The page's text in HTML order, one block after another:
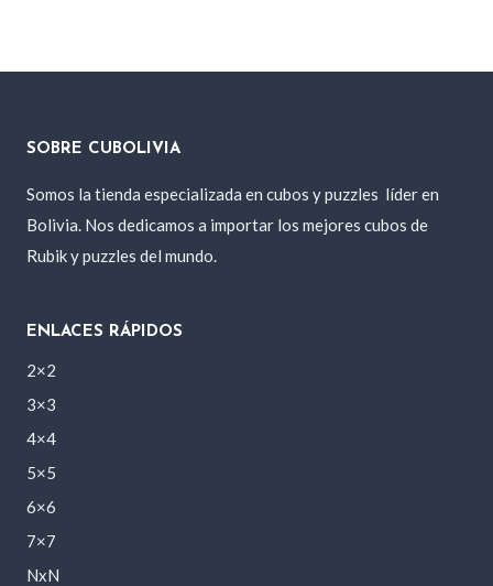
SOBRE CUBOLIVIA
Somos la tienda especializada en cubos y puzzles líder en
Bolivia. Nos dedicamos a importar los mejores cubos de
Rubik y puzzles del mundo.
ENLACES RÁPIDOS
2×2
3×3
4×4
5×5
6×6
7×7
NxN